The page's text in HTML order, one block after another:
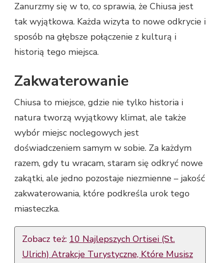
Zanurzmy się w to, co sprawia, że Chiusa jest
tak wyjątkowa. Każda wizyta to nowe odkrycie i
sposób na głębsze połączenie z kulturą i
historią tego miejsca.
Zakwaterowanie
Chiusa to miejsce, gdzie nie tylko historia i
natura tworzą wyjątkowy klimat, ale także
wybór miejsc noclegowych jest
doświadczeniem samym w sobie. Za każdym
razem, gdy tu wracam, staram się odkryć nowe
zakątki, ale jedno pozostaje niezmienne – jakość
zakwaterowania, które podkreśla urok tego
miasteczka.
Zobacz też: 10 Najlepszych Ortisei (St.
Ulrich) Atrakcje Turystyczne, Które Musisz